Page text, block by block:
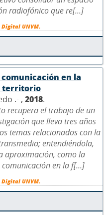
radiofónico que re[...]
UNVM.
comunicación en la
territorio
.- , 2018.
recupera el trabajo de un
que lleva tres años
temas relacionados con la
entendiéndola,
aproximación, como la
en la f[...]
UNVM.